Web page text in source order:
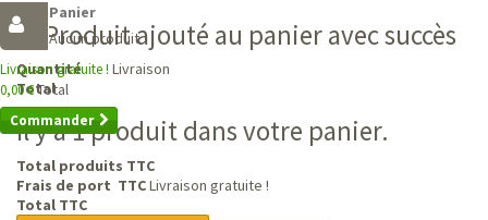
Panier
Aucun produit
Livraison gratuite ! Livraison
0,00 €Total
Commander
Produit ajouté au panier avec succès
Quantité
Total
Il y a 1 produit dans votre panier.
Total produits TTC
Frais de port TTCLivraison gratuite !
Total TTC